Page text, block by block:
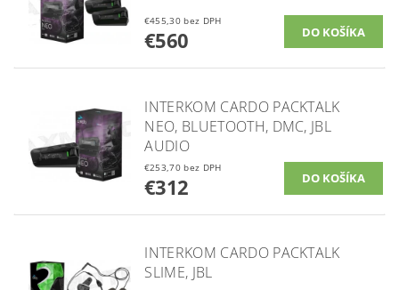
€455,30 bez DPH
€560
INTERKOM CARDO PACKTALK
NEO, BLUETOOTH, DMC, JBL
AUDIO
€253,70 bez DPH
€312
INTERKOM CARDO PACKTALK
SLIME, JBL